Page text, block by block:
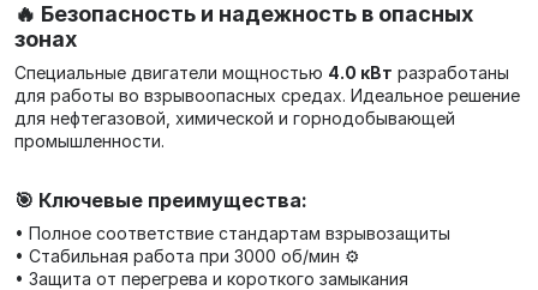
🔥 Безопасность и надежность в опасных
зонах
Специальные двигатели мощностью 4.0 кВт разработаны
для работы во взрывоопасных средах. Идеальное решение
для нефтегазовой, химической и горнодобывающей
промышленности.
🎯 Ключевые преимущества:
• Полное соответствие стандартам взрывозащиты
• Стабильная работа при 3000 об/мин ⚙️
• Защита от перегрева и короткого замыкания